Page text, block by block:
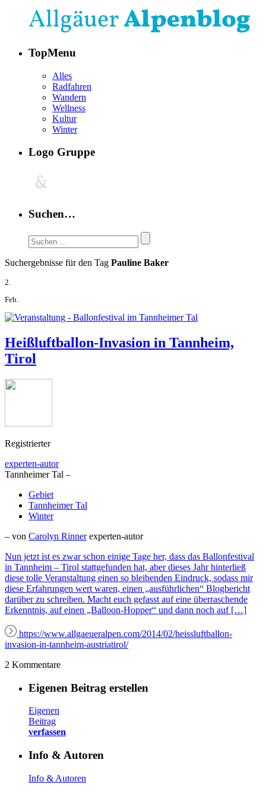
TopMenu
Alles
Radfahren
Wandern
Wellness
Kultur
Winter
Logo Gruppe
Suchen…
Suchergebnisse für den Tag Pauline Baker
2.
Feb.
Heißluftballon-Invasion in Tannheim,
Tirol
Registrierter
experten-autor
Tannheimer Tal –
Gebiet
Tannheimer Tal
Winter
– von Carolyn Rinner experten-autor
Nun jetzt ist es zwar schon einige Tage her, dass das Ballonfestival
in Tannheim – Tirol stattgefunden hat, aber dieses Jahr hinterließ
diese tolle Veranstaltung einen so bleibenden Eindruck, sodass mir
diese Erfahrungen wert waren, einen „ausführlichen“ Blogbericht
darüber zu schreiben. Macht euch gefasst auf eine überraschende
Erkenntnis, auf einen „Balloon-Hopper“ und dann noch auf […]
https://www.allgaeueralpen.com/2014/02/heissluftballon-
invasion-in-tannheim-austriatirol/
2 Kommentare
Eigenen Beitrag erstellen
Eigenen
Beitrag
verfassen
Info & Autoren
Info & Autoren